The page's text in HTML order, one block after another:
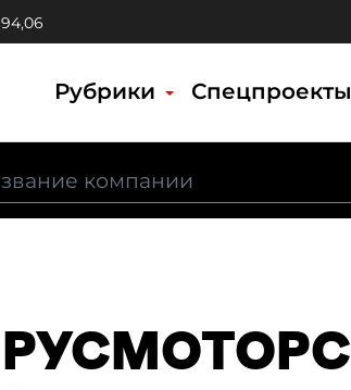
94,06
Рубрики Спецпроекты
РУСМОТОРС